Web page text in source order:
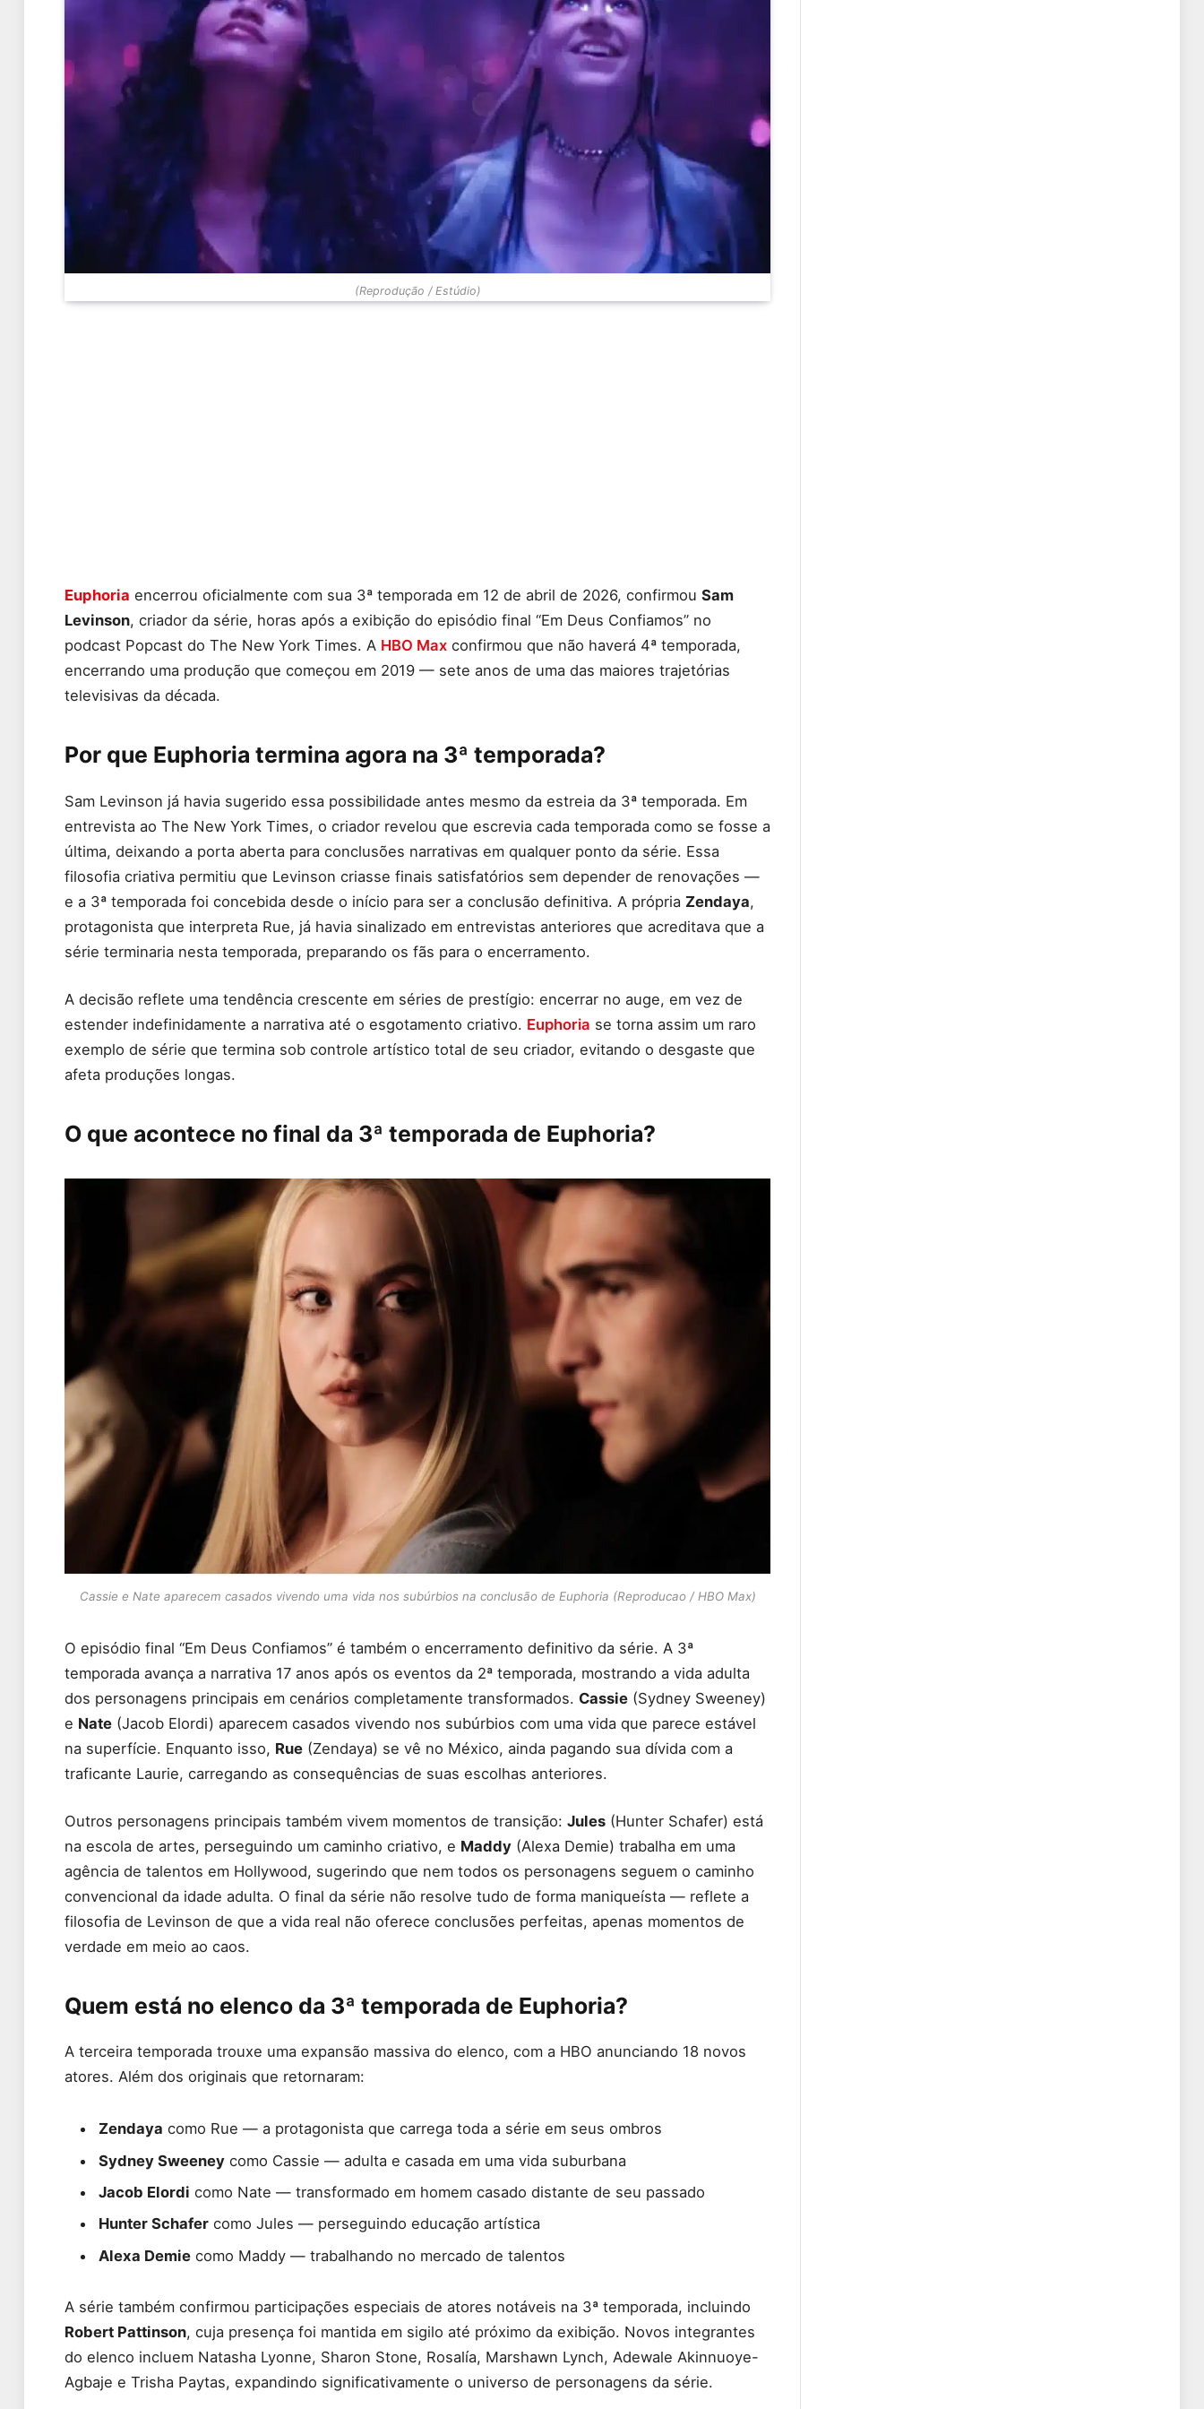
(Reprodução / Estúdio)
Euphoria encerrou oficialmente com sua 3ª temporada em 12 de abril de 2026, confirmou Sam
Levinson, criador da série, horas após a exibição do episódio final “Em Deus Confiamos” no
podcast Popcast do The New York Times. A HBO Max confirmou que não haverá 4ª temporada,
encerrando uma produção que começou em 2019 — sete anos de uma das maiores trajetórias
televisivas da década.
Por que Euphoria termina agora na 3ª temporada?
Sam Levinson já havia sugerido essa possibilidade antes mesmo da estreia da 3ª temporada. Em
entrevista ao The New York Times, o criador revelou que escrevia cada temporada como se fosse a
última, deixando a porta aberta para conclusões narrativas em qualquer ponto da série. Essa
filosofia criativa permitiu que Levinson criasse finais satisfatórios sem depender de renovações —
e a 3ª temporada foi concebida desde o início para ser a conclusão definitiva. A própria Zendaya,
protagonista que interpreta Rue, já havia sinalizado em entrevistas anteriores que acreditava que a
série terminaria nesta temporada, preparando os fãs para o encerramento.
A decisão reflete uma tendência crescente em séries de prestígio: encerrar no auge, em vez de
estender indefinidamente a narrativa até o esgotamento criativo. Euphoria se torna assim um raro
exemplo de série que termina sob controle artístico total de seu criador, evitando o desgaste que
afeta produções longas.
O que acontece no final da 3ª temporada de Euphoria?
Cassie e Nate aparecem casados vivendo uma vida nos subúrbios na conclusão de Euphoria (Reproducao / HBO Max)
O episódio final “Em Deus Confiamos” é também o encerramento definitivo da série. A 3ª
temporada avança a narrativa 17 anos após os eventos da 2ª temporada, mostrando a vida adulta
dos personagens principais em cenários completamente transformados. Cassie (Sydney Sweeney)
e Nate (Jacob Elordi) aparecem casados vivendo nos subúrbios com uma vida que parece estável
na superfície. Enquanto isso, Rue (Zendaya) se vê no México, ainda pagando sua dívida com a
traficante Laurie, carregando as consequências de suas escolhas anteriores.
Outros personagens principais também vivem momentos de transição: Jules (Hunter Schafer) está
na escola de artes, perseguindo um caminho criativo, e Maddy (Alexa Demie) trabalha em uma
agência de talentos em Hollywood, sugerindo que nem todos os personagens seguem o caminho
convencional da idade adulta. O final da série não resolve tudo de forma maniqueísta — reflete a
filosofia de Levinson de que a vida real não oferece conclusões perfeitas, apenas momentos de
verdade em meio ao caos.
Quem está no elenco da 3ª temporada de Euphoria?
A terceira temporada trouxe uma expansão massiva do elenco, com a HBO anunciando 18 novos
atores. Além dos originais que retornaram:
Zendaya como Rue — a protagonista que carrega toda a série em seus ombros
Sydney Sweeney como Cassie — adulta e casada em uma vida suburbana
Jacob Elordi como Nate — transformado em homem casado distante de seu passado
Hunter Schafer como Jules — perseguindo educação artística
Alexa Demie como Maddy — trabalhando no mercado de talentos
A série também confirmou participações especiais de atores notáveis na 3ª temporada, incluindo
Robert Pattinson, cuja presença foi mantida em sigilo até próximo da exibição. Novos integrantes
do elenco incluem Natasha Lyonne, Sharon Stone, Rosalía, Marshawn Lynch, Adewale Akinnuoye-
Agbaje e Trisha Paytas, expandindo significativamente o universo de personagens da série.